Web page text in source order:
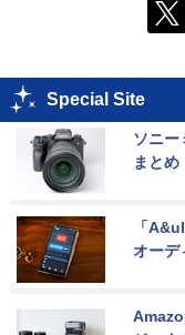
Special Site
ソニー
まとめ
「
オーデ